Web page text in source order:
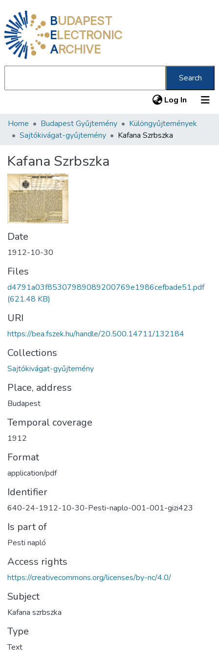
BUDAPEST
ELECTRONIC
ARCHIVE
Search
Log In (current)
Communities & Collections
Statistics
About us
Home Budapest Gyűjtemény
Különgyűjtemények
Sajtókivágat-gyűjtemény
Kafana Szrbszka
Kafana Szrbszka
Date
1912-10-30
Files
d4791a03f85307989089200769e1986cefbade51.pdf
(621.48 KB)
URI
https://bea.fszek.hu/handle/20.500.14711/132184
Collections
Sajtókivágat-gyűjtemény
Place, address
Budapest
Temporal coverage
1912
Format
application/pdf
Identifier
640-24-1912-10-30-Pesti-naplo-001-001-gizi423
Is part of
Pesti napló
Access rights
https://creativecommons.org/licenses/by-nc/4.0/
Subject
Kafana szrbszka
Type
Text